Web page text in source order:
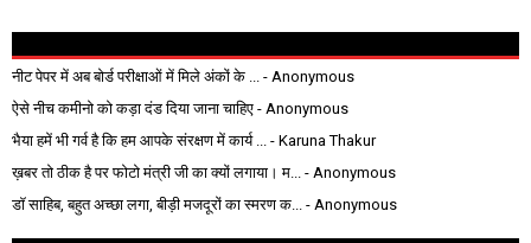
नीट पेपर में अब बोर्ड परीक्षाओं में मिले अंकों के ...
- Anonymous
ऐसे नीच कमीनो को कड़ा दंड दिया जाना चाहिए - Anonymous
भैया हमें भी गर्व है कि हम आपके संरक्षण में कार्य ...
- Karuna Thakur
ख़बर तो ठीक है पर फोटो मंत्री जी का क्यों लगाया। म...
- Anonymous
डॉ साहिब, बहुत अच्छा लगा, बीड़ी मजदूरों का स्मरण क...
- Anonymous